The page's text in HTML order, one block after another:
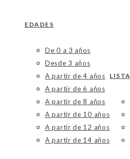
EDADES
De 0 a 3 años
Desde 3 años
A partir de 4 años
A partir de 6 años
A partir de 8 años
A partir de 10 años
A partir de 12 años
A partir de 14 años